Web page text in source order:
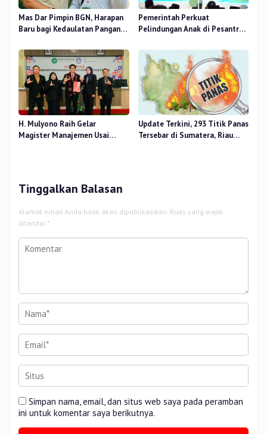
Mas Dar Pimpin BGN, Harapan
Baru bagi Kedaulatan Pangan
Pemerintah Perkuat
Pelindungan Anak di Pesantren
RANA
H. Mulyono Raih Gelar
Magister Manajemen Usai
Update Terkini, 293 Titik Panas
Tersebar di Sumatera, Riau
Tinggalkan Balasan
Alamat email Anda tidak akan dipublikasikan. Ruas yang wajib
ditandai *
Simpan nama, email, dan situs web saya pada peramban
ini untuk komentar saya berikutnya.